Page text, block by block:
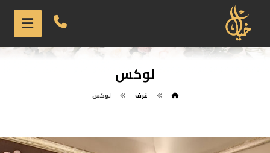
لوكس
غرف لوكس